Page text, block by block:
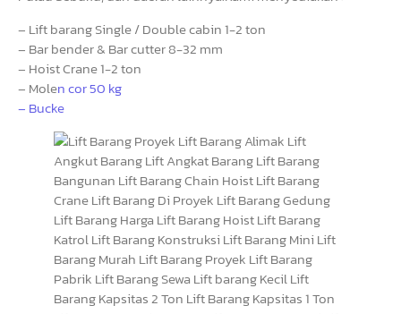
– Lift barang Single / Double cabin 1-2 ton
– Bar bender & Bar cutter 8-32 mm
– Hoist Crane 1-2 ton
– Molen cor 50 kg
– Bucke